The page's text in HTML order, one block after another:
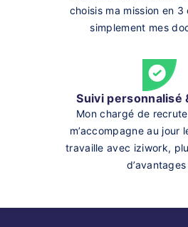
choisis ma mission en
simplement mes
Suivi personnalisé
Mon chargé de
m’accompagne au jour
travaille avec iziwork,
d’avantages